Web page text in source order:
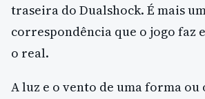
traseira do Dualshock. É mais
correspondência que o jogo faz
o real.
A luz e o vento de uma forma ou